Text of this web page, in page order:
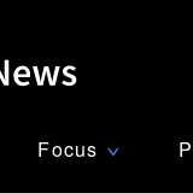
Focus ∨